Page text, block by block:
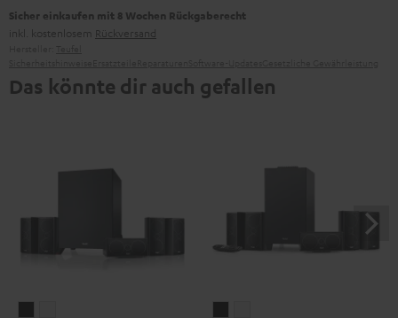
Sicher einkaufen mit 8 Wochen Rückgaberecht
inkl. kostenlosem Rückversand
Das könnte dir auch gefallen